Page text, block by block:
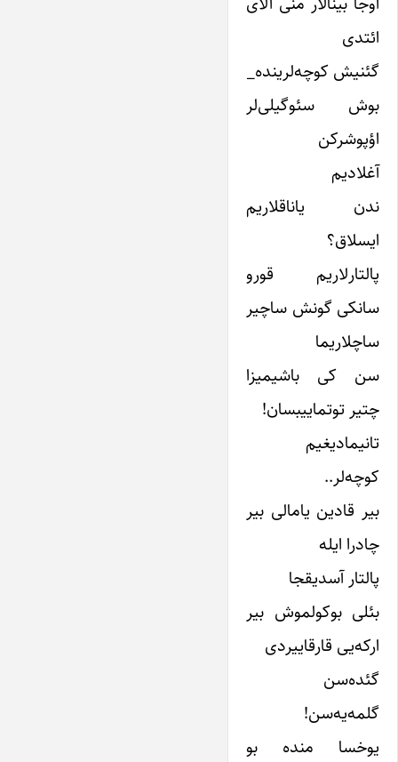
ائتدی
گئنیش کوچه‌لرینده_
بوش سئوگیلی‌لر
اؤپوشرکن
آغلادیم
ندن یاناقلاریم
ایسلاق؟
پالتارلاریم قورو
سانکی گونش ساچیر
ساچلاریما
سن کی باشیمیزا
چتیر توتماییبسان!
تانیمادیغیم
کوچه‌لر..
بیر قادین یامالی بیر
چادرا ایله
پالتار آسدیقجا
بئلی بوکولموش بیر
ارکه‌یی قارقاییردی
گئده‌سن
گلمه‌یه‌سن!
یوخسا منده بو